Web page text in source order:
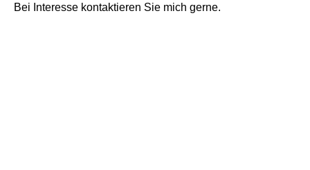
Bei Interesse kontaktieren Sie mich gerne.